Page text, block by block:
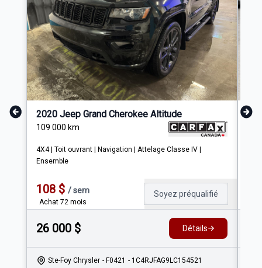
2020 Jeep Grand Cherokee Altitude
109 000 km
4X4 | Toit ouvrant | Navigation | Attelage Classe IV |
Ensemble
108 $ / sem
Achat 72 mois
Soyez préqualifié
26 000 $ Détails
Ste-Foy Chrysler - F0421 - 1C4RJFAG9LC154521